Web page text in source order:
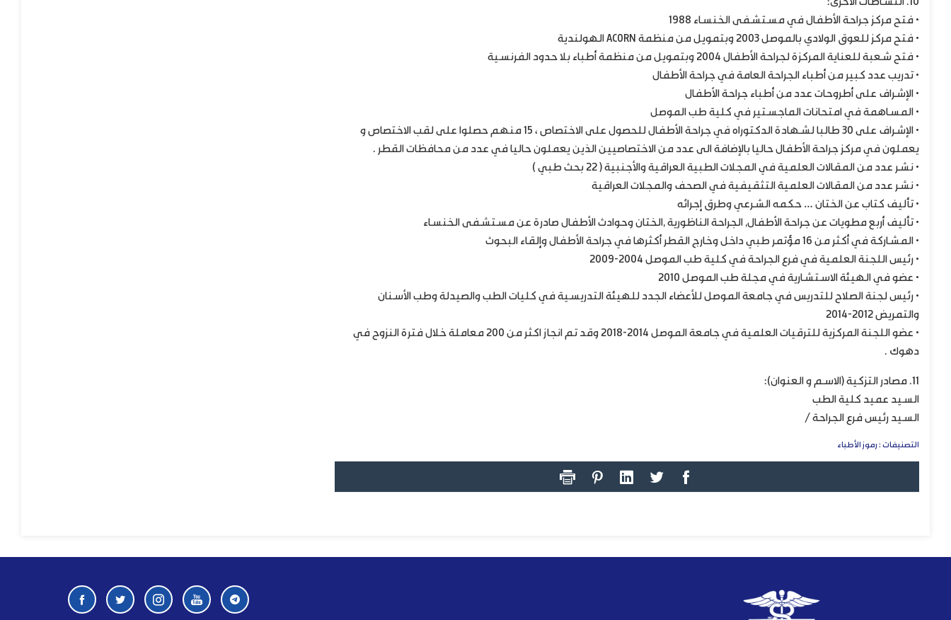
• فتح مركز جراحة الأطفال في مستشفى الخنساء 1988
• فتح مركز للعوق الولادي بالموصل 2003 وبتمويل من منظمة ACORN الهولندية
• فتح شعبة للعناية المركزة لجراحة الأطفال 2004 وبتمويل من منظمة أطباء بلا حدود الفرنسية
• تدريب عدد كبير من أطباء الجراحة العامة في جراحة الأطفال
• الإشراف على أطروحات عدد من أطباء جراحة الأطفال
• المساهمة في امتحانات الماجستير في كلية طب الموصل
• الإشراف على 30 طالبا لشهادة الدكتوراه في جراحة الأطفال للحصول على الاختصاص ، 15 منهم حصلوا على لقب الاختصاص و
يعملون في مركز جراحة الأطفال حاليا بالإضافة الى عدد من الاختصاصيين الذين يعملون حاليا في عدد من محافظات القطر .
• نشر عدد من المقالات العلمية في المجلات الطبية العراقية والأجنبية ( 22 بحث طبي )
• نشر عدد من المقالات العلمية التثقيفية في الصحف والمجلات العراقية
• تأليف كتاب عن الختان … حكمه الشرعي وطرق إجرائه
• تأليف أربع مطويات عن جراحة الأطفال, الجراحة الناظورية ,الختان وحوادث الأطفال صادرة عن مستشفى الخنساء
• المشاركة في أكثر من 16 مؤتمر طبي داخل وخارج القطر أكثرها في جراحة الأطفال وإلقاء البحوث
• رئيس اللجنة العلمية في فرع الجراحة في كلية طب الموصل 2004-2009
• عضو في الهيئة الاستشارية في مجلة طب الموصل 2010
• رئيس لجنة الصلاح للتدريس في جامعة الموصل للأعضاء الجدد للهيئة التدريسية في كليات الطب والصيدلة وطب الأسنان
والتمريض 2012-2014
• عضو اللجنة المركزية للترقيات العلمية في جامعة الموصل 2014-2018 وقد تم انجاز اكثر من 200 معاملة خلال فترة النزوح في
دهوك .
11. مصادر التزكية (الاسم و العنوان):
السيد عميد كلية الطب
السيد رئيس فرع الجراحة /
التصنيفات : رموز الأطباء